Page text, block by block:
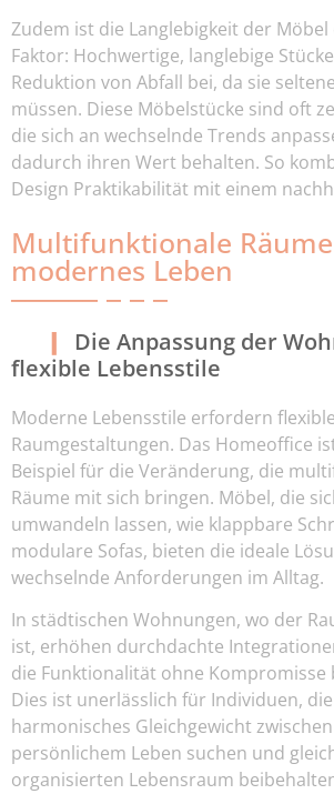
Zudem ist die Langlebigkeit der
Faktor: Hochwertige, langlebige
Reduktion von Abfall bei, da sie
müssen. Diese Möbelstücke sind oft
die sich an wechselnde Trends
dadurch ihren Wert behalten. So
Design Praktikabilität mit einem
Multifunktionale
modernes Leben
Die Anpassung der
flexible Lebensstile
Moderne Lebensstile erfordern flexible
Raumgestaltungen. Das Homeoffice
Beispiel für die Veränderung, die
Räume mit sich bringen. Möbel, die
umwandeln lassen, wie klappbare
modulare Sofas, bieten die ideale
wechselnde Anforderungen im Alltag.
In städtischen Wohnungen, wo der
ist, erhöhen durchdachte
die Funktionalität ohne Kompromisse
Dies ist unerlässlich für Individuen,
harmonisches Gleichgewicht
persönlichem Leben suchen und
organisierten Lebensraum